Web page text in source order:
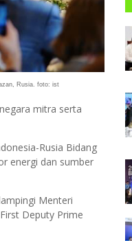
Rusia. foto: ist
mitra serta
Rusia Bidang
energi dan sumber
Menteri
Deputy Prime